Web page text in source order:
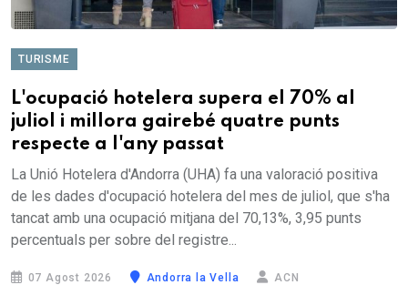
TURISME
L'ocupació hotelera supera el 70% al
juliol i millora gairebé quatre punts
respecte a l'any passat
La Unió Hotelera d'Andorra (UHA) fa una valoració positiva
de les dades d'ocupació hotelera del mes de juliol, que s'ha
tancat amb una ocupació mitjana del 70,13%, 3,95 punts
percentuals per sobre del registre...
07 Agost 2026 Andorra la Vella ACN